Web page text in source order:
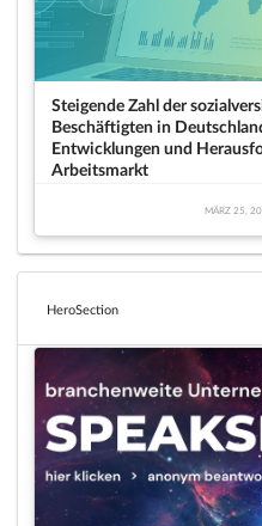
Steigende Zahl der
Beschäftigten in
Entwicklungen und
Arbeitsmarkt
MÄRZ 25,
HeroSection